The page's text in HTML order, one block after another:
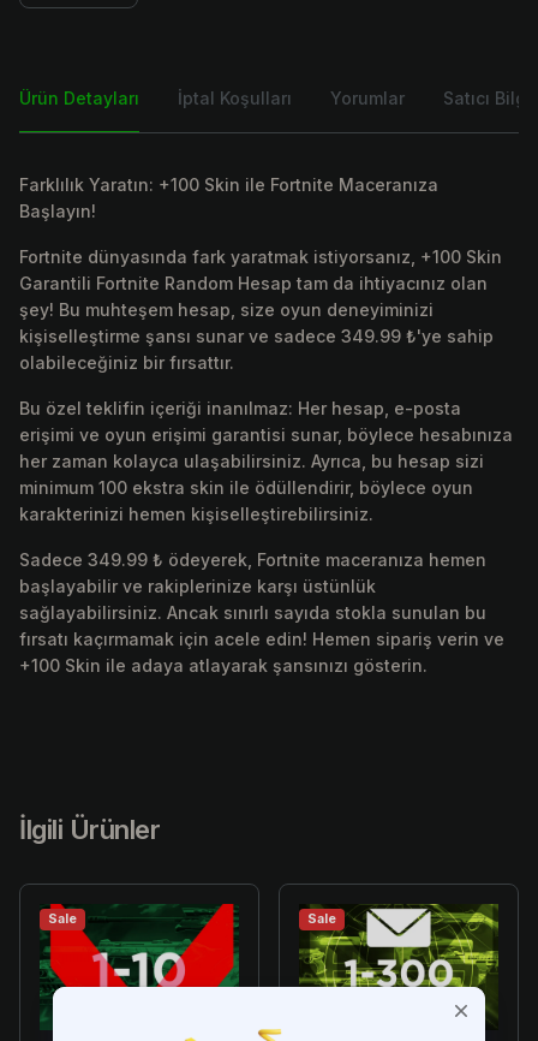
Ürün Detayları İptal Koşulları Yorumlar Satıcı
Farklılık Yaratın: +100 Skin ile Fortnite Maceranıza
Başlayın!
Fortnite dünyasında fark yaratmak istiyorsanız, +100 Skin
Garantili Fortnite Random Hesap tam da ihtiyacınız olan
şey! Bu muhteşem hesap, size oyun deneyiminizi
kişiselleştirme şansı sunar ve sadece 349.99 ₺'ye sahip
olabileceğiniz bir fırsattır.
Bu özel teklifin içeriği inanılmaz: Her hesap, e-posta
erişimi ve oyun erişimi garantisi sunar, böylece hesabınıza
her zaman kolayca ulaşabilirsiniz. Ayrıca, bu hesap sizi
minimum 100 ekstra skin ile ödüllendirir, böylece oyun
karakterinizi hemen kişiselleştirebilirsiniz.
Sadece 349.99 ₺ ödeyerek, Fortnite maceranıza hemen
başlayabilir ve rakiplerinize karşı üstünlük
sağlayabilirsiniz. Ancak sınırlı sayıda stokla sunulan bu
fırsatı kaçırmamak için acele edin! Hemen sipariş verin ve
+100 Skin ile adaya atlayarak şansınızı gösterin.
İlgili Ürünler
Sale Sale